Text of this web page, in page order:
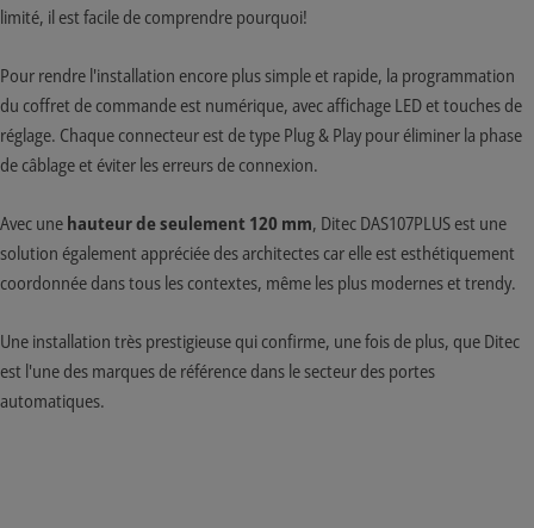
limité, il est facile de comprendre pourquoi!
Pour rendre l'installation encore plus simple et rapide, la programmation
du coffret de commande est numérique, avec affichage LED et touches de
réglage. Chaque connecteur est de type Plug & Play pour éliminer la phase
de câblage et éviter les erreurs de connexion.
Avec une hauteur de seulement 120 mm, Ditec DAS107PLUS est une
solution également appréciée des architectes car elle est esthétiquement
coordonnée dans tous les contextes, même les plus modernes et trendy.
Une installation très prestigieuse qui confirme, une fois de plus, que Ditec
est l'une des marques de référence dans le secteur des portes
automatiques.